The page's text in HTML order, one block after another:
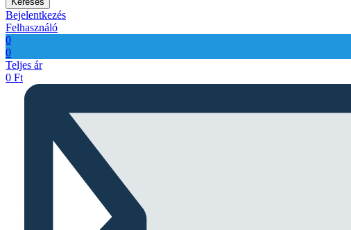
Bejelentkezés
Felhasználó
0
0
Teljes ár
0 Ft